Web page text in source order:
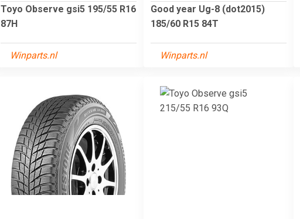
Toyo Observe gsi5 195/55 R16
87H
Winparts.nl
Good year Ug-8 (dot2015)
185/60 R15 84T
Winparts.nl